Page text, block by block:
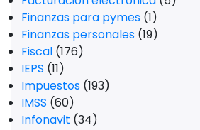
Finanzas para pymes (1)
Finanzas personales (19)
Fiscal (176)
IEPS (11)
Impuestos (193)
IMSS (60)
Infonavit (34)